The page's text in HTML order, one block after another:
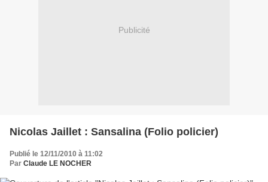
Publicité
Nicolas Jaillet : Sansalina (Folio policier)
Publié le 12/11/2010 à 11:02
Par Claude LE NOCHER